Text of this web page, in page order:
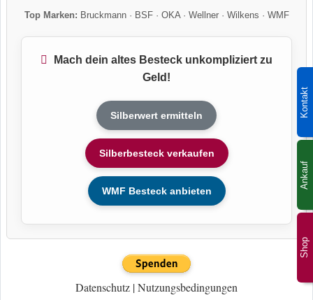
Shop
Kontakt
Ankauf
Top Marken: Bruckmann· BSF· OKA· Wellner· Wilkens · WMF
Mach dein altes Besteck unkompliziert zu
Geld!
Silberwert ermitteln
Silberbesteck verkaufen
WMF Besteck anbieten
Datenschutz |Nutzungsbedingungen